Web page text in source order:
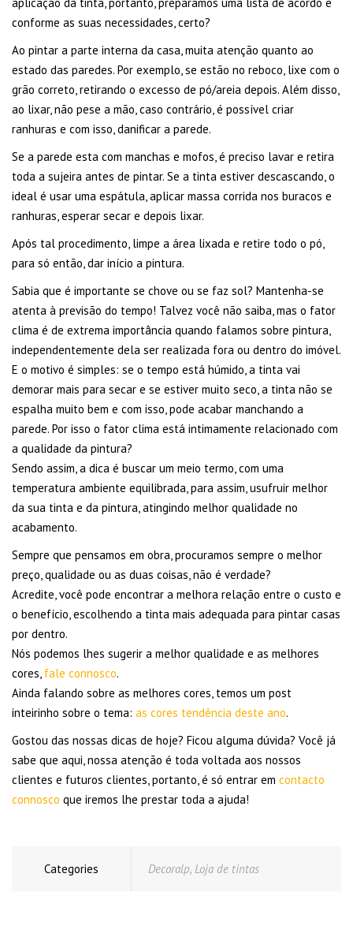
conforme as suas necessidades, certo?
Ao pintar a parte interna da casa, muita atenção quanto ao
estado das paredes. Por exemplo, se estão no reboco, lixe com o
grão correto, retirando o excesso de pó/areia depois. Além disso,
ao lixar, não pese a mão, caso contrário, é possível criar
ranhuras e com isso, danificar a parede.
Se a parede esta com manchas e mofos, é preciso lavar e retira
toda a sujeira antes de pintar. Se a tinta estiver descascando, o
ideal é usar uma espátula, aplicar massa corrida nos buracos e
ranhuras, esperar secar e depois lixar.
Após tal procedimento, limpe a área lixada e retire todo o pó,
para só então, dar início a pintura.
Sabia que é importante se chove ou se faz sol? Mantenha-se
atenta à previsão do tempo! Talvez você não saiba, mas o fator
clima é de extrema importância quando falamos sobre pintura,
independentemente dela ser realizada fora ou dentro do imóvel.
E o motivo é simples: se o tempo está húmido, a tinta vai
demorar mais para secar e se estiver muito seco, a tinta não se
espalha muito bem e com isso, pode acabar manchando a
parede. Por isso o fator clima está intimamente relacionado com
a qualidade da pintura?
Sendo assim, a dica é buscar um meio termo, com uma
temperatura ambiente equilibrada, para assim, usufruir melhor
da sua tinta e da pintura, atingindo melhor qualidade no
acabamento.
Sempre que pensamos em obra, procuramos sempre o melhor
preço, qualidade ou as duas coisas, não é verdade?
Acredite, você pode encontrar a melhora relação entre o custo e
o benefício, escolhendo a tinta mais adequada para pintar casas
por dentro.
Nós podemos lhes sugerir a melhor qualidade e as melhores
cores, fale connosco.
Ainda falando sobre as melhores cores, temos um post
inteirinho sobre o tema: as cores tendência deste ano.
Gostou das nossas dicas de hoje? Ficou alguma dúvida? Você já
sabe que aqui, nossa atenção é toda voltada aos nossos
clientes e futuros clientes, portanto, é só entrar em contacto
connosco que iremos lhe prestar toda a ajuda!
Categories Decoralp, Loja de tintas